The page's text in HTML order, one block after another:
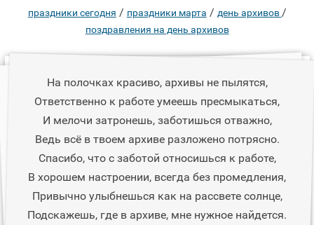
праздники сегодня / праздники марта / день архивов/
поздравления на день архивов
На полочках красиво, архивы не пылятся,
Ответственно к работе умеешь пресмыкаться,
И мелочи затронешь, заботишься отважно,
Ведь всё в твоем архиве разложено потрясно.
Спасибо, что с заботой относишься к работе,
В хорошем настроении, всегда без промедления,
Привычно улыбнешься как на рассвете солнце,
Подскажешь, где в архиве, мне нужное найдется.